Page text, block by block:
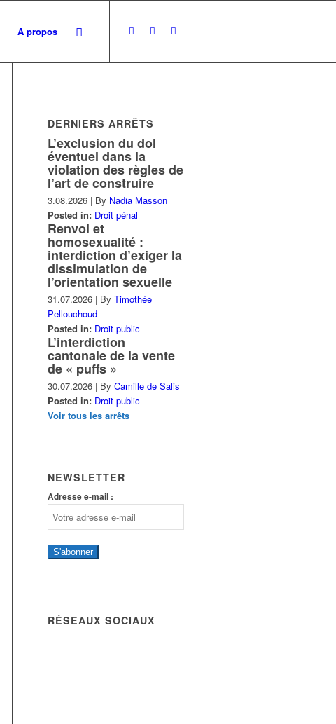
À propos
DERNIERS ARRÊTS
L’exclusion du dol
éventuel dans la
violation des règles de
l’art de construire
3.08.2026 | By Nadia Masson
Posted in: Droit pénal
Renvoi et
homosexualité :
interdiction d’exiger la
dissimulation de
l’orientation sexuelle
31.07.2026 | ByTimothée
Pellouchoud
Posted in: Droit public
L’interdiction
cantonale de la vente
de « puffs »
30.07.2026 | ByCamille de Salis
Posted in: Droit public
Voir tous les arrêts
NEWSLETTER
Adresse e-mail :
S'abonner
RÉSEAUX SOCIAUX